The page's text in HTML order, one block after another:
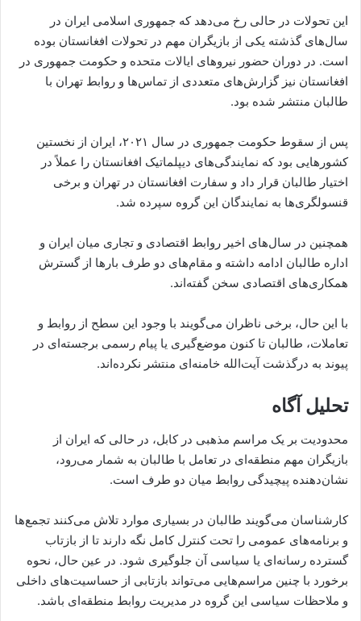
این تحولات در حالی رخ می‌دهد که جمهوری اسلامی ایران در
سال‌های گذشته یکی از بازیگران مهم در تحولات افغانستان بوده
است. در دوران حضور نیروهای ایالات متحده و حکومت جمهوری در
افغانستان نیز گزارش‌های متعددی از تماس‌ها و روابط تهران با
طالبان منتشر شده بود.
پس از سقوط حکومت جمهوری در سال ۲۰۲۱، ایران از نخستین
کشورهایی بود که نمایندگی‌های دیپلماتیک افغانستان را عملاً در
اختیار طالبان قرار داد و سفارت افغانستان در تهران و برخی
قنسولگری‌ها به نمایندگان این گروه سپرده شد.
همچنین در سال‌های اخیر روابط اقتصادی و تجاری میان ایران و
اداره طالبان ادامه داشته و مقام‌های دو طرف بارها از گسترش
همکاری‌های اقتصادی سخن گفته‌اند.
با این حال، برخی ناظران می‌گویند با وجود این سطح از روابط و
تعاملات، طالبان تا کنون موضع‌گیری یا پیام رسمی برجسته‌ای در
پیوند به درگذشت آیت‌الله خامنه‌ای منتشر نکرده‌اند.
تحلیل آگاه
محدودیت بر یک مراسم مذهبی در کابل، در حالی که ایران از
بازیگران مهم منطقه‌ای در تعامل با طالبان به شمار می‌رود،
نشان‌دهنده پیچیدگی روابط میان دو طرف است.
کارشناسان می‌گویند طالبان در بسیاری موارد تلاش می‌کنند تجمع‌ها
و برنامه‌های عمومی را تحت کنترل کامل نگه دارند تا از بازتاب
گسترده رسانه‌ای یا سیاسی آن جلوگیری شود. در عین حال، نحوه
برخورد با چنین مراسم‌هایی می‌تواند بازتابی از حساسیت‌های داخلی
و ملاحظات سیاسی این گروه در مدیریت روابط منطقه‌ای باشد.